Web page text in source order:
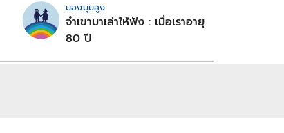
มองมุมสูง
จำเขามาเล่าให้ฟัง : เมื่อเราอายุ
80 ปี